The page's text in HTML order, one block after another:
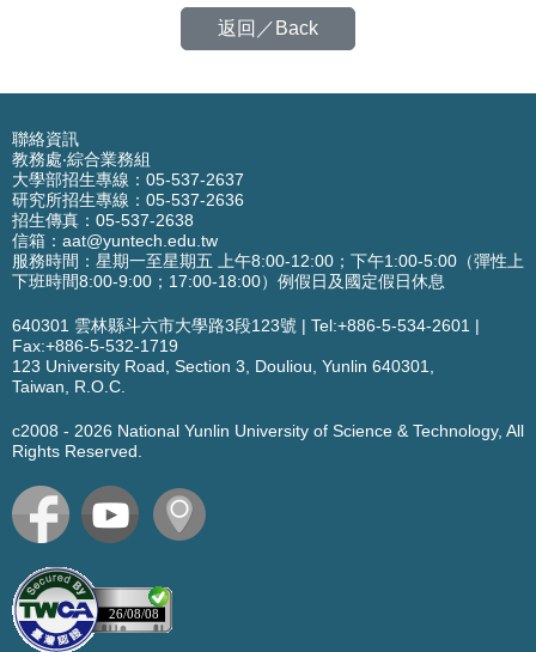
返回／Back
聯絡資訊
教務處‧綜合業務組
大學部招生專線：05-537-2637
研究所招生專線：05-537-2636
招生傳真：05-537-2638
信箱： aat@yuntech.edu.tw
服務時間：星期一至星期五 上午8:00-12:00；下午1:00-5:00（彈性上
下班時間8:00-9:00；17:00-18:00）例假日及國定假日休息
640301 雲林縣斗六市大學路3段123號 | Tel:+886-5-534-2601 |
Fax:+886-5-532-1719
123 University Road, Section 3,
Douliou, Yunlin 640301,
Taiwan, R.O.C.
26/08/08
c2008 - 2026 National Yunlin University of Science & Technology, All
Rights Reserved.